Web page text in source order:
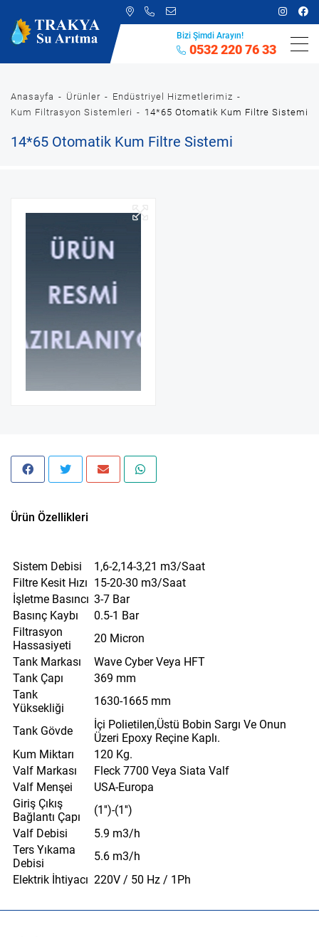
Bizi Şimdi Arayın!
0532 220 76 33
Anasayfa Ürünler
Endüstriyel Hizmetlerimiz
Kum Filtrasyon Sistemleri
14*65 Otomatik Kum Filtre Sistemi
14*65 Otomatik Kum Filtre Sistemi
Ürün Özellikleri
Sistem Debisi
1,6-2,14-3,21 m3/Saat
Filtre Kesit Hızı 15-20-30 m3/Saat
İşletme Basıncı 3-7 Bar
Basınç Kaybı
0.5-1 Bar
Filtrasyon
Hassasiyeti
20 Micron
Tank Markası
Wave Cyber Veya HFT
Tank Çapı
369 mm
Tank
Yüksekliği
1630-1665 mm
Tank Gövde
İçi Polietilen,Üstü Bobin Sargı Ve Onun
Üzeri Epoxy Reçine Kaplı.
Kum Miktarı
120 Kg.
Valf Markası
Fleck 7700 Veya Siata Valf
Valf Menşei
USA-Europa
Giriş Çıkış
Bağlantı Çapı
(1'')-(1'')
Valf Debisi
5.9 m3/h
Ters Yıkama
Debisi
5.6 m3/h
Elektrik İhtiyacı 220V / 50 Hz / 1Ph